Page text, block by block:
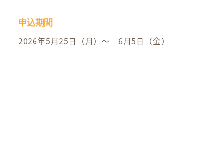
申込期間
2026年5月25日（月）～ 6月5日（金）